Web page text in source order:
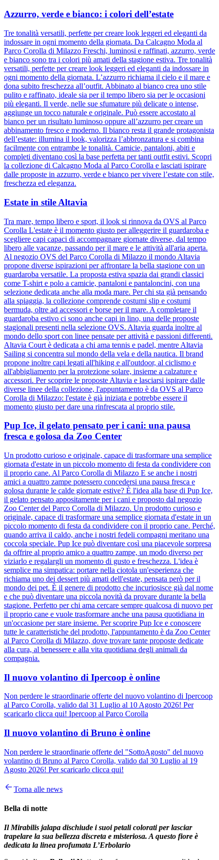
Azzurro, verde e bianco: i colori dell’estate
Tre tonalità versatili, perfette per creare look leggeri ed eleganti da
indossare in ogni momento della giornata. Da Calcagno Moda al
Parco Corolla di Milazzo Freschi, luminosi e raffinati, azzurro, verde
e bianco sono tra i colori più amati della stagione estiva. Tre tonalità
versatili, perfette per creare look leggeri ed eleganti da indossare in
ogni momento della giornata. L’azzurro richiama il cielo e il mare e
dona subito freschezza all’outfit. Abbinato al bianco crea uno stile
pulito e raffinato, ideale sia per il tempo libero sia per le occasioni
più eleganti. Il verde, nelle sue sfumature più delicate o intense,
aggiunge un tocco naturale e originale. Può essere accostato al
bianco per un risultato luminoso oppure all’azzurro per creare un
abbinamento fresco e moderno. Il bianco resta il grande protagonista
dell’estate: illumina il look, valorizza l’abbronzatura e si combina
facilmente con entrambe le tonalità. Camicie, pantaloni, abiti e
completi diventano così la base perfetta per tanti outfit estivi. Scopri
la collezione di Calcagno Moda al Parco Corolla e lasciati ispirare
dalle proposte in azzurro, verde e bianco per vivere l’estate con stile,
freschezza ed eleganza.
Estate in stile Altavia
Tra mare, tempo libero e sport, il look si rinnova da OVS al Parco
Corolla L'estate è il momento giusto per alleggerire il guardaroba e
scegliere capi capaci di accompagnare giornate diverse, dal tempo
libero alle vacanze, passando per il mare e le attività all'aria aperta.
Al negozio OVS del Parco Corolla di Milazzo il mondo Altavia
propone diverse ispirazioni per affrontare la bella stagione con un
guardaroba versatile. La proposta estiva spazia dai grandi classici
come T-shirt e polo a camicie, pantaloni e pantaloncini, con una
selezione dedicata anche alla moda mare. Per chi sta già pensando
alla spiaggia, la collezione comprende costumi slip e costumi
bermuda, oltre ad accessori e borse per il mare. A completare il
guardaroba estivo ci sono anche capi in lino, una delle proposte
stagionali presenti nella selezione OVS. Altavia guarda inoltre al
mondo dello sport con linee pensate per attività e passioni differenti.
Altavia Court è dedicata a chi ama tennis e padel, mentre Altavia
Sailing si concentra sul mondo della vela e della nautica. Il brand
propone inoltre capi legati all'hiking e all'outdoor, al ciclismo e
all'abbigliamento per la protezione solare, insieme a calzature e
accessori. Per scoprire le proposte Altavia e lasciarsi ispirare dalle
diverse linee della collezione, l'appuntamento è da OVS al Parco
Corolla di Milazzo: l'estate è già iniziata e potrebbe essere il
momento giusto per dare una rinfrescata al proprio stile.
Pup Ice, il gelato pensato per i cani: una pausa
fresca e golosa da Zoo Center
Un prodotto curioso e originale, capace di trasformare una semplice
giornata d'estate in un piccolo momento di festa da condividere con
il proprio cane. Al Parco Corolla di Milazzo E se anche i nostri
amici a quattro zampe potessero concedersi una pausa fresca e
golosa durante le calde giornate estive? È l'idea alla base di Pup Ice,
il gelato pensato appositamente per i cani e proposto dal negozio
Zoo Center del Parco Corolla di Milazzo. Un prodotto curioso e
originale, capace di trasformare una semplice giornata d'estate in un
piccolo momento di festa da condividere con il proprio cane. Perché,
quando arriva il caldo, anche i nostri fedeli compagni meritano una
coccola speciale. Pup Ice può diventare così una piacevole sorpresa
da offrire al proprio amico a quattro zampe, un modo diverso per
viziarlo e regalargli un momento di gusto e freschezza. L'idea è
semplice ma simpatica: portare nella ciotola un'esperienza che
richiama uno dei dessert più amati dell'estate, pensata però per il
mondo dei pet. È il genere di prodotto che incuriosisce già dal nome
e che può diventare una piccola novità da provare durante la bella
stagione. Perfetto per chi ama cercare sempre qualcosa di nuovo per
il proprio cane e vuole trasformare anche una pausa quotidiana in
un'occasione per stare insieme. Per scoprire Pup Ice e conoscere
tutte le caratteristiche del prodotto, l'appuntamento è da Zoo Center
al Parco Corolla di Milazzo, dove trovare tante proposte dedicate
alla cura, al benessere e alla vita quotidiana degli animali da
compagnia.
Il nuovo volantino di Ipercoop è online
Non perdere le straordinarie offerte del nuovo volantino di Ipercoop
al Parco Corolla, valido dal 31 Luglio al 10 Agosto 2026! Per
scaricarlo clicca qui! Ipercoop al Parco Corolla
Il nuovo volantino di Bruno è online
Non perdere le straordinarie offerte del "SottoAgosto" del nuovo
volantino di Bruno al Parco Corolla, valido dal 30 Luglio al 19
Agosto 2026! Per scaricarlo clicca qui!
Torna alle news
Bella di notte
Il Mirabilis jalapa dischiude i suoi petali colorati per lasciar
trapelare la sua bellezza discreta e misteriosa. A questo fiore è
dedicata la linea profumata L’Erbolario